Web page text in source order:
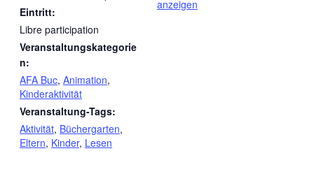
Eintritt:
Libre participation
Veranstaltungskategorie
n:
AFA Buc, Animation,
Kinderaktivität
Veranstaltung-Tags:
Aktivität, Büchergarten,
Eltern, Kinder, Lesen
anzeigen